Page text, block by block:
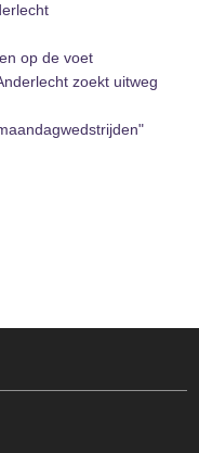
op de voet
zoekt uitweg